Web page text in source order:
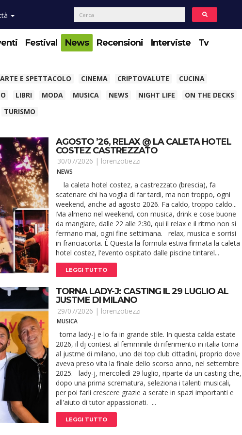
Festival News Recensioni Interviste Tv
ARTE E SPETTACOLO CINEMA CRIPTOVALUTE
CUCINA
LIBRI MODA MUSICA NEWS NIGHT LIFE
ON THE DECKS
TURISMO
AGOSTO ’26, RELAX @ LA CALETA HOTEL
COSTEZ CASTREZZATO
30/07/2026 | lorenzotiezzi
NEWS
la caleta hotel costez, a castrezzato (brescia), fa
scatenare chi ha voglia di far tardi, ma non troppo, ogni
weekend, anche ad agosto 2026. Fa caldo, troppo caldo...
Ma almeno nel weekend, con musica, drink e cose buone
da mangiare, dalle 22 alle 2:30, qui il relax e il ritmo non si
fermano mai, ogni fine settimana. relax, musica e sorrisi
in franciacorta. È Questa la formula estiva firmata la caleta
hotel costez, l'evento ospitato dalle piscine tintarel...
LEGGI TUTTO
TORNA LADY-J: CASTING IL 29 LUGLIO AL
JUSTME DI MILANO
29/07/2026 | lorenzotiezzi
MUSICA
torna lady-j e lo fa in grande stile. In questa calda estate
2026, il dj contest al femminile di riferimento in italia torna
al justme di milano, uno dei top club cittadini, proprio dove
aveva preso vita la finale dello scorso anno, nel settembre
2025. lady-j, mercoledì 29 luglio, riparte da un casting che,
dopo una prima scrematura, seleziona i talenti musicali,
per poi farli crescere grazie a serate in spazi importanti e
all'aiuto di tutor appassionati. ...
LEGGI TUTTO